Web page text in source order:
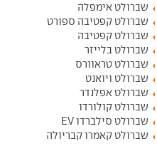
שברולט אימפלה
שברולט קפטיבה ספורט
שברולט קפטיבה
שברולט בלייזר
שברולט טראוורס
שברולט ויואנט
שברולט אפלנדר
שברולט קולורדו
שברולט סילברדו EV
שברולט קאמרו קבריולה